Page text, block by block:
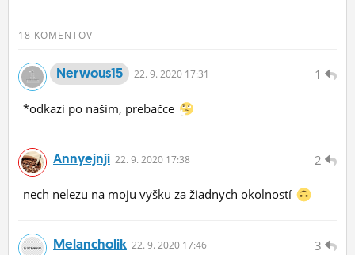
18 KOMENTOV
1
Nerwous15 22. 9. 2020 17:31
*odkazi po našim, prebačce
2
Annyejnji 22. 9. 2020 17:38
nech nelezu na moju vyšku za žiadnych okolností
3
Melancholik 22. 9. 2020 17:46